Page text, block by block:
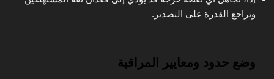
وتراجع القدرة على التصدير.
وضع حدود ومعايير المراقبة